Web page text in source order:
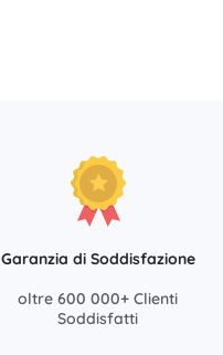
Garanzia di Soddisfazione
oltre 600 000+ Clienti
Soddisfatti